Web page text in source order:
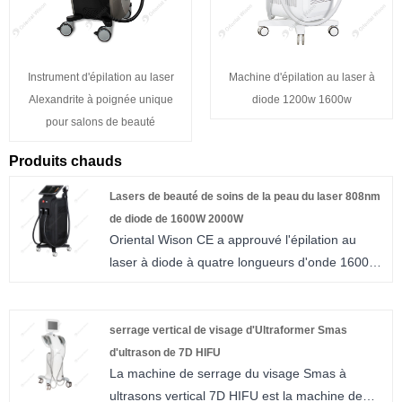
Instrument d'épilation au laser
Alexandrite à poignée unique
pour salons de beauté
Machine d'épilation au laser à
diode 1200w 1600w
Produits chauds
Lasers de beauté de soins de la peau du laser 808nm
de diode de 1600W 2000W
Oriental Wison CE a approuvé l'épilation au
laser à diode à quatre longueurs d'onde 1600w
Notre entreprise, Beijing Oriental Wison
Technology Co., Ltd, se spécialise depuis plus
de dix ans dans l'exportation d'équipements de
beauté. De plus, nous sommes connus dans le
serrage vertical de visage d'Ultraformer Smas
d'ultrason de 7D HIFU
La machine de serrage du visage Smas à
ultrasons vertical 7D HIFU est la machine de